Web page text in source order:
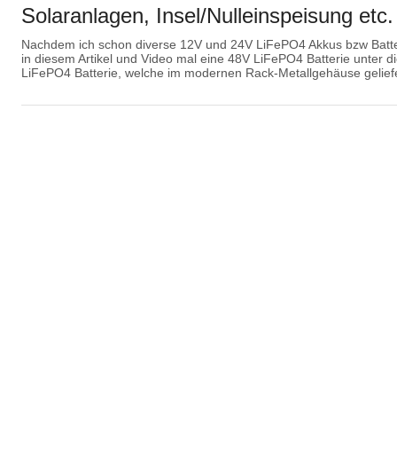
Solaranlagen, Insel/Nulleinspeisung etc.
Nachdem ich schon diverse 12V und 24V LiFePO4 Akkus bzw
in diesem Artikel und Video mal eine 48V LiFePO4 Batterie unter
LiFePO4 Batterie, welche im modernen Rack-Metallgehäuse